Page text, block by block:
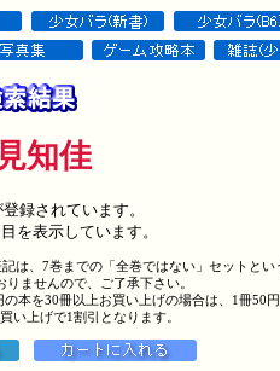
知佳
録されています。
を表示しています。
は、7巻までの「全巻ではない」セットとい
ませんので、ご了承下さい。
本を30冊以上お買い上げの場合は、1冊50円
い上げで1割引となります。